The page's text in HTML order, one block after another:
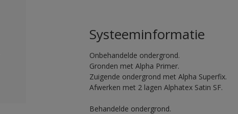
Systeeminformatie
Onbehandelde ondergrond.
Gronden met Alpha Primer.
Zuigende ondergrond met Alpha Superfix.
Afwerken met 2 lagen Alphatex Satin SF.
Behandelde ondergrond.